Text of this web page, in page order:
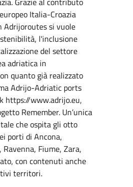
Italia-Croazia
Adrijoroutes si vuole
l'inclusione
del settore
adriatica in
quanto già realizzato
Adrijo-Adriatic ports
https://www.adrijo.eu,
Remember. Un’unica
che ospita gli otto
porti di Ancona,
Ravenna, Fiume, Zara,
con contenuti anche
territori.